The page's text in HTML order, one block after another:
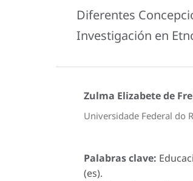
Diferentes
Investigación en
Zulma Elizabete de
Universidade Federal do
Palabras clave:
(es).